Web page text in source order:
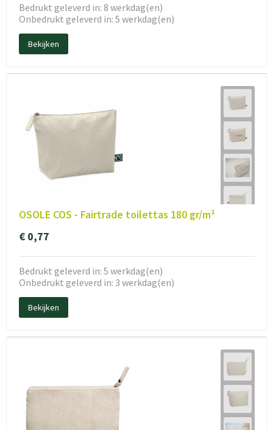
Bedrukt geleverd in: 8 werkdag(en)
Onbedrukt geleverd in: 5 werkdag(en)
Bekijken
OSOLE COS - Fairtrade toilettas 180 gr/m²
€ 0,77
Bedrukt geleverd in: 5 werkdag(en)
Onbedrukt geleverd in: 3 werkdag(en)
Bekijken